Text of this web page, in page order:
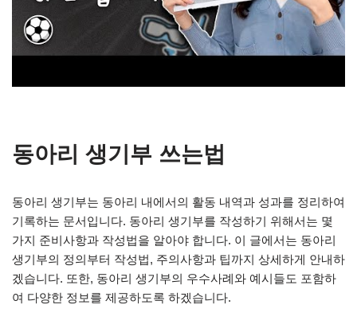
동아리 생기부 쓰는법
동아리 생기부는 동아리 내에서의 활동 내역과 성과를 정리하여
기록하는 문서입니다. 동아리 생기부를 작성하기 위해서는 몇
가지 준비사항과 작성법을 알아야 합니다. 이 글에서는 동아리
생기부의 정의부터 작성법, 주의사항과 팁까지 상세하게 안내하
겠습니다. 또한, 동아리 생기부의 우수사례와 예시들도 포함하
여 다양한 정보를 제공하도록 하겠습니다.